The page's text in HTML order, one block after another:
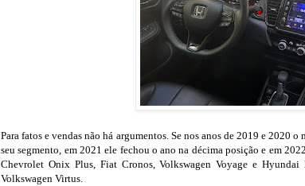
Para fatos e vendas não há argumentos. Se nos anos de 2019 e 2020
seu segmento, em 2021 ele fechou o ano na décima posição e em
Chevrolet Onix Plus, Fiat Cronos, Volkswagen Voyage e
Volkswagen Virtus.